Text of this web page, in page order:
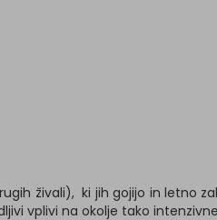
živali), ki jih gojijo in letno
vplivi na okolje tako